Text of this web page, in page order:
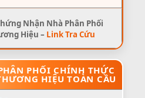
Nhận Nhà Phân Phối
Hiệu – Link Tra Cứu
PHỐI CHÍNH THỨC
HIỆU TOÀN CẦU